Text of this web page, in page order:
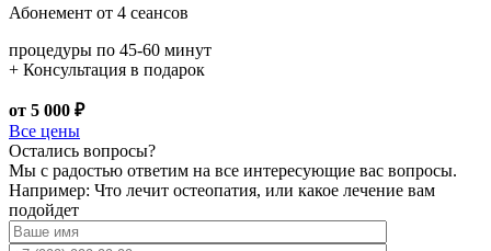
Абонемент от 4 сеансов
процедуры по 45-60 минут
+ Консультация в подарок
от 5 000 ₽
Все цены
Остались вопросы?
Мы с радостью ответим на все интересующие вас вопросы.
Например: Что лечит остеопатия, или какое лечение вам
подойдет